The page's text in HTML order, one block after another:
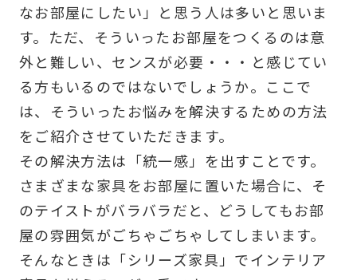
なお部屋にしたい」と思う人は多いと思いま
す。ただ、そういったお部屋をつくるのは意
外と難しい、センスが必要・・・と感じてい
る方もいるのではないでしょうか。ここで
は、そういったお悩みを解決するための方法
をご紹介させていただきます。
その解決方法は「統一感」を出すことです。
さまざまな家具をお部屋に置いた場合に、そ
のテイストがバラバラだと、どうしてもお部
屋の雰囲気がごちゃごちゃしてしまいます。
そんなときは「シリーズ家具」でインテリア